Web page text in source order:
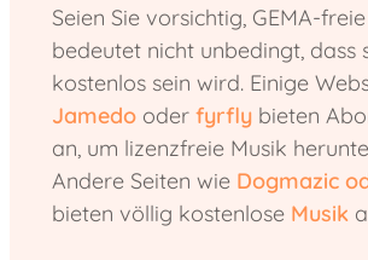
Seien Sie vorsichtig, GEMA-
bedeutet nicht unbedingt, dass
kostenlos sein wird. Einige
Jamedooder fyrflybieten
an, um lizenzfreie Musik
Andere Seiten wie Dogmazic
bieten völlig kostenlose Musik